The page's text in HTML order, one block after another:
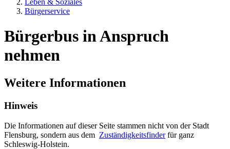
Leben & Soziales
Bürgerservice
Bürgerbus in Anspruch
nehmen
Weitere Informationen
Hinweis
Die Informationen auf dieser Seite stammen nicht von der Stadt
Flensburg, sondern aus dem Zuständigkeitsfinderfür ganz
Schleswig-Holstein.